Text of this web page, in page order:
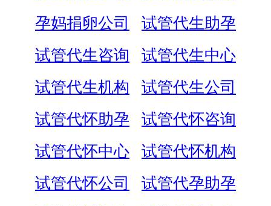
孕妈捐卵公司
试管代生助孕
试管代生咨询
试管代生中心
试管代生机构
试管代生公司
试管代怀助孕
试管代怀咨询
试管代怀中心
试管代怀机构
试管代怀公司
试管代孕助孕